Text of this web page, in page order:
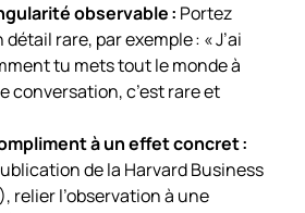
observable : Portez
rare, par exemple : « J’ai
tu mets tout le monde à
conversation, c’est rare et
à un effet concret :
de la Harvard Business
relier l’observation à une